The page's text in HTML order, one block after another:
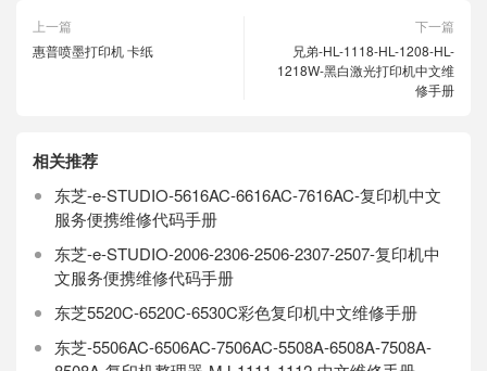
上一篇
惠普喷墨打印机 卡纸
下一篇
兄弟-HL-1118-HL-1208-HL-
1218W-黑白激光打印机中文维
修手册
相关推荐
东芝-e-STUDIO-5616AC-6616AC-7616AC-复印机中文
服务便携维修代码手册
东芝-e-STUDIO-2006-2306-2506-2307-2507-复印机中
文服务便携维修代码手册
东芝5520C-6520C-6530C彩色复印机中文维修手册
东芝-5506AC-6506AC-7506AC-5508A-6508A-7508A-